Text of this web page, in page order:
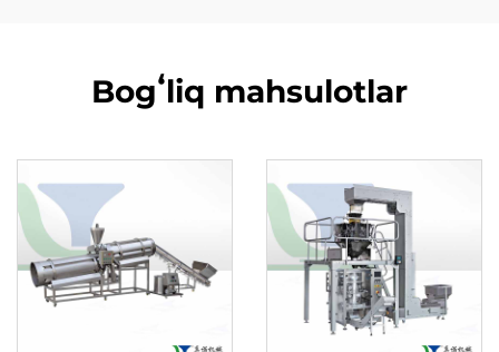
Bogʻliq mahsulotlar